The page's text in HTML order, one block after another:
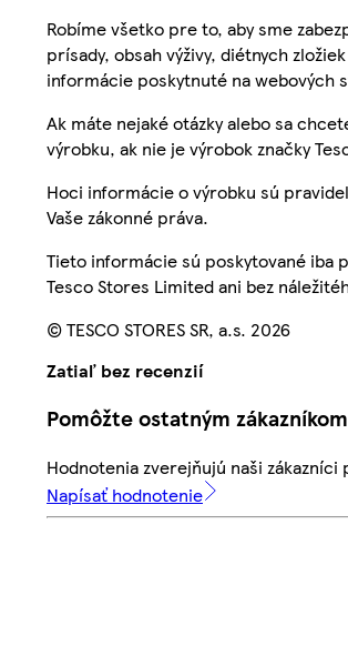
Robíme všetko pre to, aby sme
prísady, obsah výživy, diétnych
informácie poskytnuté na webových
Ak máte nejaké otázky alebo sa
výrobku, ak nie je výrobok značky
Hoci informácie o výrobku sú
Vaše zákonné práva.
Tieto informácie sú poskytované iba
Tesco Stores Limited ani bez
© TESCO STORES SR, a.s. 2026
Zatiaľ bez recenzií
Pomôžte ostatným zákazníkom
Hodnotenia zverejňujú naši
Napísať hodnotenie